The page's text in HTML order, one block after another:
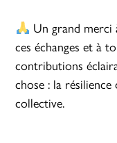
Un grand merci
ces échanges et à
contributions
chose : la
collective.